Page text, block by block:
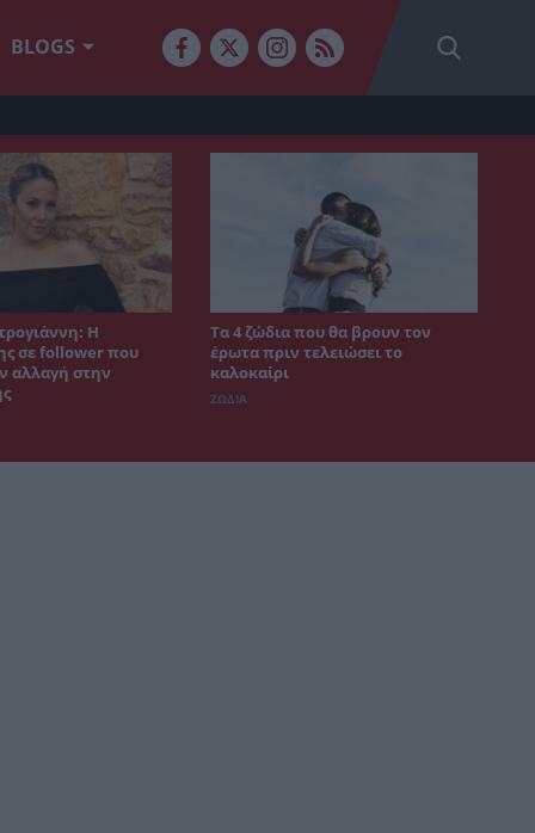
BLOGS
Η
σε follower που
αλλαγή στην
Τα 4 ζώδια που θα βρουν τον
έρωτα πριν τελειώσει το
καλοκαίρι
ΖΩΔΙΑ